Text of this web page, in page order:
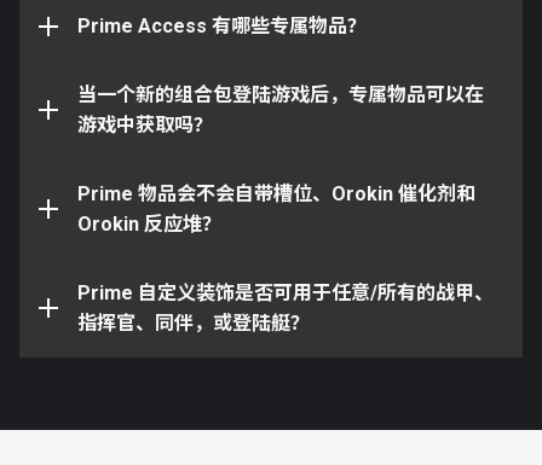
Prime Access 有哪些专属物品？
当一个新的组合包登陆游戏后，专属物品可以在
游戏中获取吗？
此前在 Prime Access 中的 Prime 版本战甲、武器和配
件，将会定期通过Prime 重生
Prime 物品会不会自带槽位、Orokin 催化剂和
Orokin 反应堆？
没错！
Prime 自定义装饰是否可用于任意/所有的战甲、
指挥官、同伴，或登陆艇？
所有战甲护甲均可用于任意战甲，但不可用于指
所有坠饰均可用于任意近战武器，但不可用于主
要武器或次要武器
他同伴，例如库狛或守护
所有 Liset 外观均可用于您的 Liset，但不可用
Xiphos